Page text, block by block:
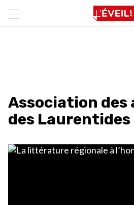
Association des
des Laurentides